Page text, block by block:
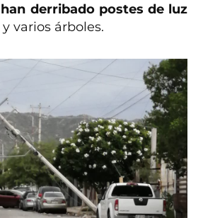
han derribado postes de luz
y varios árboles.